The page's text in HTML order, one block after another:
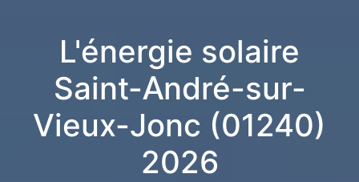
L'énergie solaire
Saint-André-sur-
Vieux-Jonc (01240)
2026